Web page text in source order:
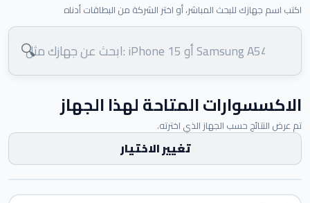
اكتب اسم جهازك للبحث المباشر، أو اختر الشركة من البطاقات أدناه
🔍
الاكسسوارات المتاحة لهذا الجهاز
تم عرض النتائج حسب الجهاز الذي اخترته.
تغيير الاختيار